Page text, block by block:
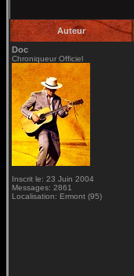
Auteur
Doc
Chroniqueur Officiel
Inscrit le: 23 Juin 2004
Messages: 2861
Localisation: Ermont (95)